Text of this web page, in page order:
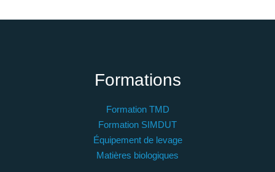
Formations
Formation TMD
Formation SIMDUT
Équipement de levage
Matières biologiques